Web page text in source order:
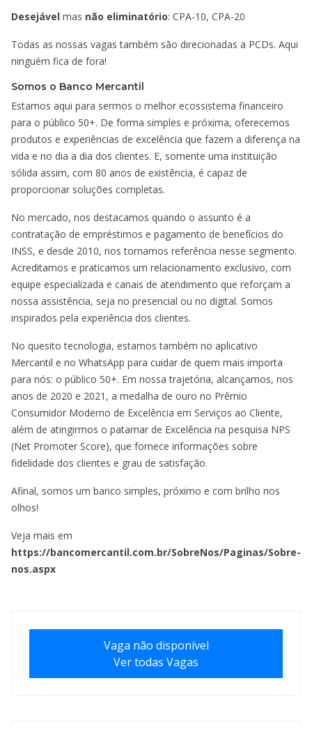
Desejável mas não eliminatório: CPA-10, CPA-20
Todas as nossas vagas também são direcionadas a PCDs. Aqui
ninguém fica de fora!
Somos o Banco Mercantil
Estamos aqui para sermos o melhor ecossistema financeiro
para o público 50+. De forma simples e próxima, oferecemos
produtos e experiências de excelência que fazem a diferença na
vida e no dia a dia dos clientes. E, somente uma instituição
sólida assim, com 80 anos de existência, é capaz de
proporcionar soluções completas.
No mercado, nos destacamos quando o assunto é a
contratação de empréstimos e pagamento de benefícios do
INSS, e desde 2010, nos tornamos referência nesse segmento.
Acreditamos e praticamos um relacionamento exclusivo, com
equipe especializada e canais de atendimento que reforçam a
nossa assistência, seja no presencial ou no digital. Somos
inspirados pela experiência dos clientes.
No quesito tecnologia, estamos também no aplicativo
Mercantil e no WhatsApp para cuidar de quem mais importa
para nós: o público 50+. Em nossa trajetória, alcançamos, nos
anos de 2020 e 2021, a medalha de ouro no Prêmio
Consumidor Moderno de Excelência em Serviços ao Cliente,
além de atingirmos o patamar de Excelência na pesquisa NPS
(Net Promoter Score), que fornece informações sobre
fidelidade dos ​clientes e grau de satisfação.
Afinal, somos um banco simples, próximo e com brilho nos
olhos!
Veja mais em
https://bancomercantil.com.br/SobreNos/Paginas/Sobre-
nos.aspx
Vaga não disponível
Ver todas Vagas